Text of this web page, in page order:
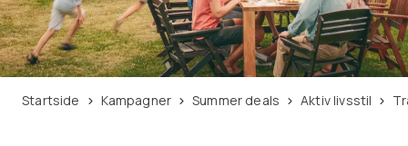
Startside Kampagner Summer deals Aktiv livsstil